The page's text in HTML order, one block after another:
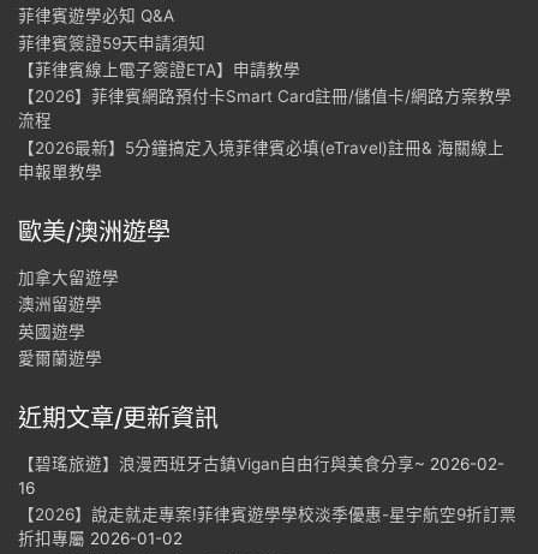
菲律賓遊學必知 Q&A
菲律賓簽證59天申請須知
【菲律賓線上電子簽證ETA】申請教學
【2026】菲律賓網路預付卡Smart Card註冊/儲值卡/網路方案教學
流程
【2026最新】5分鐘搞定入境菲律賓必填(eTravel)註冊& 海關線上
申報單教學
歐美/澳洲遊學
加拿大留遊學
澳洲留遊學
英國遊學
愛爾蘭遊學
近期文章/更新資訊
【碧瑤旅遊】浪漫西班牙古鎮Vigan自由行與美食分享~ 2026-02-
16
【2026】說走就走專案!菲律賓遊學學校淡季優惠-星宇航空9折訂票
折扣專屬 2026-01-02